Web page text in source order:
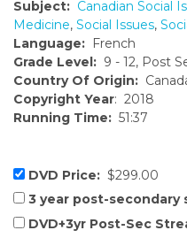
Subject: Canadian Social
Medicine, Social Issues,
Language: French
Grade Level: 9 - 12, Post
Country Of Origin:
Copyright Year: 2018
Running Time: 51:37
DVD Price: $299.00
3 year post-secondary
DVD+3yr Post-Sec